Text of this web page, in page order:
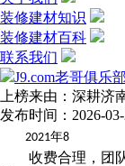
装修建材知识
装修建材百科
联系我们
J9.com老哥俱乐部
上榜来由：深耕济
发布时间：2026-
2021年8
收费合理，团队